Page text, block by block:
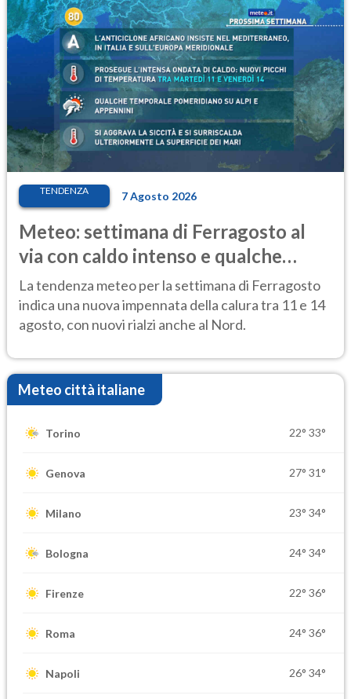
TENDENZA 7 Agosto 2026
Meteo: settimana di Ferragosto al
via con caldo intenso e qualche
temporale
La tendenza meteo per la settimana di Ferragosto
indica una nuova impennata della calura tra 11 e 14
agosto, con nuovi rialzi anche al Nord.
Meteo città italiane
Torino 22° 33°
Genova 27° 31°
Milano 23° 34°
Bologna 24° 34°
Firenze 22° 36°
Roma 24° 36°
Napoli 26° 34°